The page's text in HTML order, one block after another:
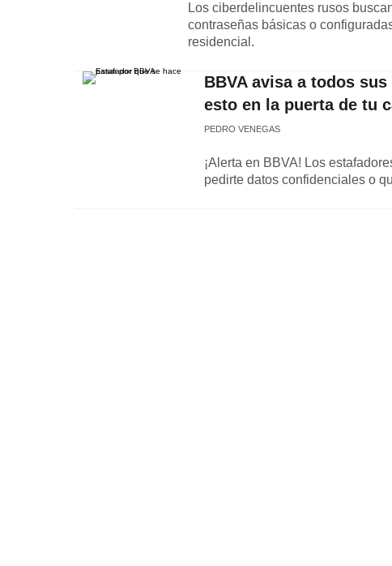
Los ciberdelincuentes rusos
contraseñas básicas o
residencial.
BBVA avisa a todos
esto en la puerta de tu
PEDRO VENEGAS
¡Alerta en BBVA! Los
pedirte datos confidenciales o